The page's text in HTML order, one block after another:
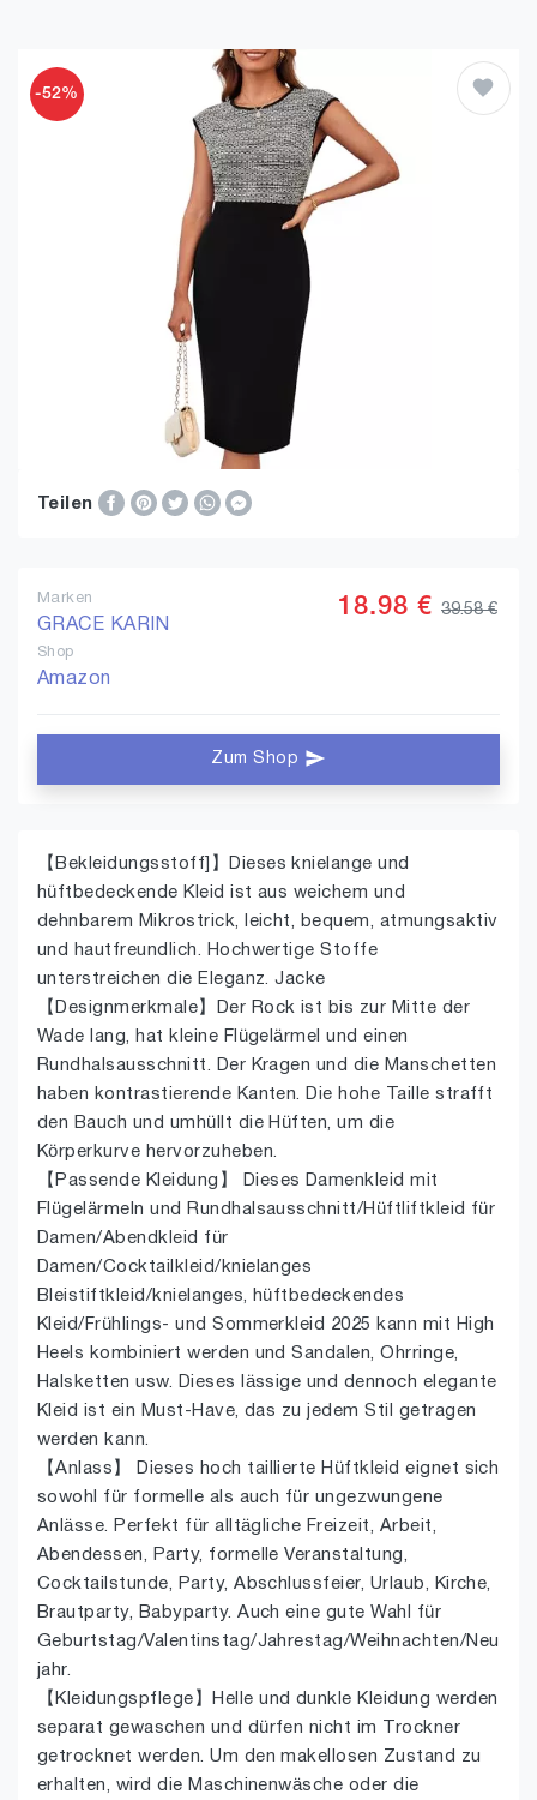
-52%
Teilen
Marken
GRACE KARIN
Shop
Amazon
18.98 € 39.58 €
Zum Shop
【Bekleidungsstoff]】Dieses knielange und
hüftbedeckende Kleid ist aus weichem und
dehnbarem Mikrostrick, leicht, bequem, atmungsaktiv
und hautfreundlich. Hochwertige Stoffe
unterstreichen die Eleganz. Jacke
【Designmerkmale】Der Rock ist bis zur Mitte der
Wade lang, hat kleine Flügelärmel und einen
Rundhalsausschnitt. Der Kragen und die Manschetten
haben kontrastierende Kanten. Die hohe Taille strafft
den Bauch und umhüllt die Hüften, um die
Körperkurve hervorzuheben.
【Passende Kleidung】 Dieses Damenkleid mit
Flügelärmeln und Rundhalsausschnitt/Hüftliftkleid für
Damen/Abendkleid für
Damen/Cocktailkleid/knielanges
Bleistiftkleid/knielanges, hüftbedeckendes
Kleid/Frühlings- und Sommerkleid 2025 kann mit High
Heels kombiniert werden und Sandalen, Ohrringe,
Halsketten usw. Dieses lässige und dennoch elegante
Kleid ist ein Must-Have, das zu jedem Stil getragen
werden kann.
【Anlass】 Dieses hoch taillierte Hüftkleid eignet sich
sowohl für formelle als auch für ungezwungene
Anlässe. Perfekt für alltägliche Freizeit, Arbeit,
Abendessen, Party, formelle Veranstaltung,
Cocktailstunde, Party, Abschlussfeier, Urlaub, Kirche,
Brautparty, Babyparty. Auch eine gute Wahl für
Geburtstag/Valentinstag/Jahrestag/Weihnachten/Neu
jahr.
【Kleidungspflege】Helle und dunkle Kleidung werden
separat gewaschen und dürfen nicht im Trockner
getrocknet werden. Um den makellosen Zustand zu
erhalten, wird die Maschinenwäsche oder die